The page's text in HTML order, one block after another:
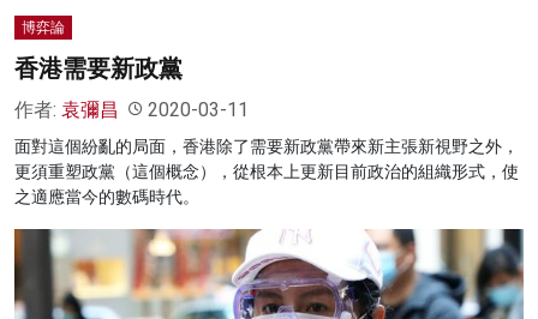
博弈論
香港需要新政黨
作者: 袁彌昌 2020-03-11
面對這個紛亂的局面，香港除了需要新政黨帶來新主張新視野之外，
更須重塑政黨（這個概念），從根本上更新目前政治的組織形式，使
之適應當今的數碼時代。